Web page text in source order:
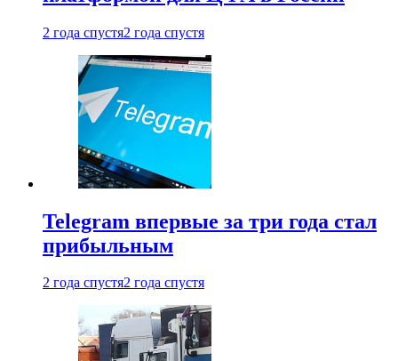
2 года спустя2 года спустя
Telegram впервые за три года стал
прибыльным
2 года спустя2 года спустя